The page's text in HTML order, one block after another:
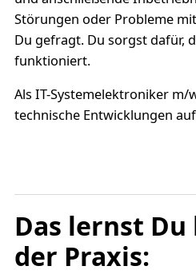
Störungen oder Probleme
Du gefragt. Du sorgst dafür,
funktioniert.
Als IT-Systemelektroniker
technische Entwicklungen
Das lernst Du
der Praxis: